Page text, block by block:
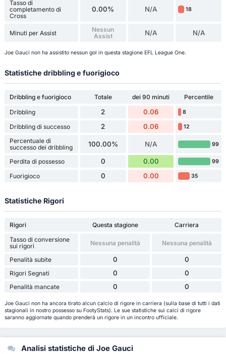
Tasso di
completamento di
Cross
0.00% N/A 18
Minuti per Assist
Nessun
Assist
N/A N/A
Joe Gauci non ha assistito nessun gol in questa stagione EFL League One.
Statistiche dribbling e fuorigioco
Dribbling e fuorigioco Totale dei 90 minuti
Percentile
Dribbling
2 0.06 8
Dribbling di successo 2 0.06 12
Percentuale di
successo dei dribbling
100.00% N/A 99
Perdita di possesso 0 0.00 99
Fuorigioco 0 0.00 35
Statistiche Rigori
Rigori Questa stagione
Carriera
Tasso di conversione
sui rigori
Nessuna penalità Nessuna penalità
Penalità subite 0 0
Rigori Segnati 0 0
Penalità mancate 0 0
Joe Gauci non ha ancora tirato alcun calcio di rigore in carriera (sulla base di tutti i dati
stagionali in nostro possesso su FootyStats). Le sue statistiche sui calci di rigore
saranno aggiornate quando prenderà un rigore in un incontro ufficiale.
Analisi statistiche di Joe Gauci